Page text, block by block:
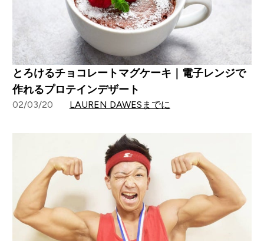
とろけるチョコレートマグケーキ｜電子レンジで
作れるプロテインデザート
02/03/20 LAUREN DAWESまでに